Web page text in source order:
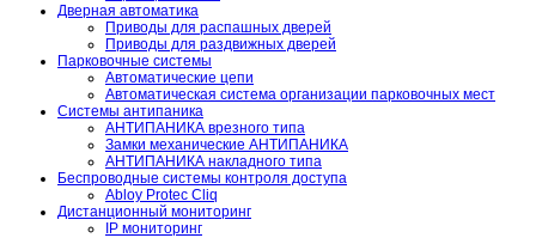
Дверная автоматика
Приводы для распашных дверей
Приводы для раздвижных дверей
Парковочные системы
Автоматические цепи
Автоматическая система организации парковочных мест
Системы антипаника
АНТИПАНИКА врезного типа
Замки механические АНТИПАНИКА
АНТИПАНИКА накладного типа
Беспроводные системы контроля доступа
Abloy Protec Cliq
Дистанционный мониторинг
IP мониторинг